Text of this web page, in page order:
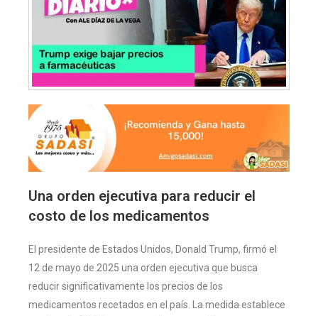
Una orden ejecutiva para reducir el
costo de los medicamentos
El presidente de Estados Unidos, Donald Trump, firmó el
12 de mayo de 2025 una orden ejecutiva que busca
reducir significativamente los precios de los
medicamentos recetados en el país. La medida establece